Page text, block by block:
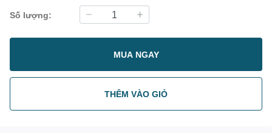
Số lượng:
MUA NGAY
THÊM VÀO GIỎ